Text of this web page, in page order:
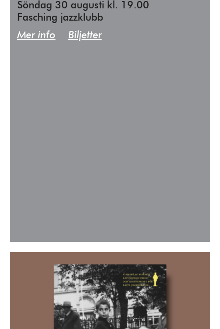
Söndag 30 augusti kl. 19.00
Fasching jazzklubb
Mer info
Biljetter